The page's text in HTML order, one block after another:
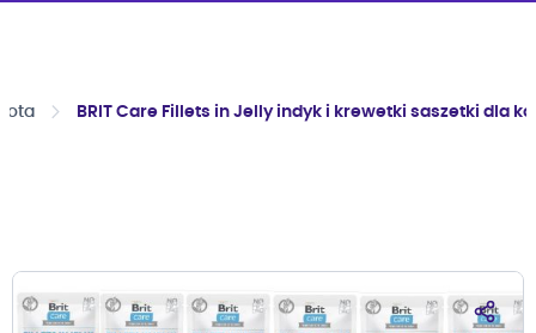
BRIT Care Fillets in Jelly indyk i krewetki saszetki dla
Przejdź
na